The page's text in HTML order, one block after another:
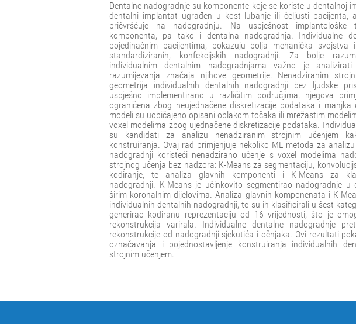
Dentalne nadogradnje su komponente koje se koriste u dentalnoj
dentalni implantat ugrađen u kost lubanje ili čeljusti pacijenta,
pričvršćuje na nadogradnju. Na uspješnost implantološke
komponenta, pa tako i dentalna nadogradnja. Individualne
pojedinačnim pacijentima, pokazuju bolja mehanička
standardiziranih, konfekcijskih nadogradnji. Za bolje
individualnim dentalnim nadogradnjama važno je
razumijevanja značaja njihove geometrije. Nenadziranim
geometrija individualnih dentalnih nadogradnji bez ljudske
uspješno implementirano u različitim područjima, njegova
ograničena zbog neujednačene diskretizacije podataka i
modeli su uobičajeno opisani oblakom točaka ili mrežastim
voxel modelima zbog ujednačene diskretizacije podataka.
su kandidati za analizu nenadziranim strojnim učenjem
konstruiranja. Ovaj rad primjenjuje nekoliko ML metoda za
nadogradnji koristeći nenadzirano učenje s voxel modelima
strojnog učenja bez nadzora: K-Means za segmentaciju,
kodiranje, te analiza glavnih komponenti i K-Means za
nadogradnji. K-Means je učinkovito segmentirao nadogradnje
širim koronalnim dijelovima. Analiza glavnih komponenata i K-
individualnih dentalnih nadogradnji, te su ih klasificirali u šest
generirao kodiranu reprezentaciju od 16 vrijednosti, što je
rekonstrukcija varirala. Individualne dentalne nadogradnje
rekonstrukcije od nadogradnji sjekutića i očnjaka. Ovi rezultati
označavanja i pojednostavljenje konstruiranja individualnih
strojnim učenjem.